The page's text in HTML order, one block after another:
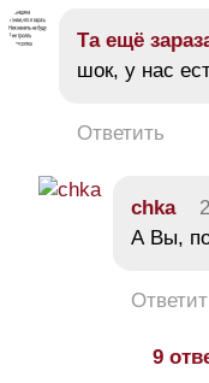
Та ещё
шок, у нас
Ответить
chka
А Вы,
9